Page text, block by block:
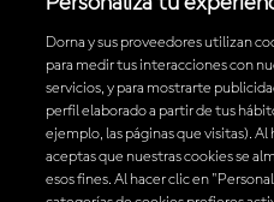
Política
Descarga la
Dorna y sus proveedores utilizan
para medir tus interacciones con
servicios, y para mostrarte
perfil elaborado a partir de tus
ejemplo, las páginas que visitas).
aceptas que nuestras cookies se
esos fines. Al hacer clic en